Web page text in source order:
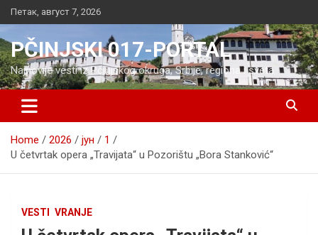
Skip
to
content
Петак, август 7, 2026
PČINJSKI 017-PORTAL
Najnovije vesti iz Pčinjskog okruga, Srbije, regiona i sveta
Home 2026 јун
1
U četvrtak opera „Travijata“ u Pozorištu „Bora Stanković“
VESTI VRANJE